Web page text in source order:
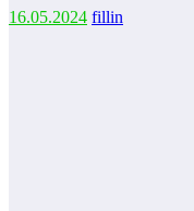
16.05.2024 fillin